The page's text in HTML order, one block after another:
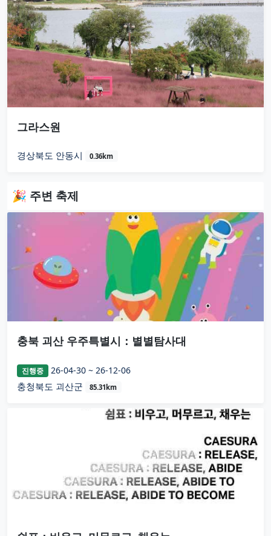
그라스원
경상북도 안동시 0.36km
🎉 주변 축제
충북 괴산 우주특별시：별별탐사대
진행중 26-04-30 ~ 26-12-06
충청북도 괴산군 85.31km